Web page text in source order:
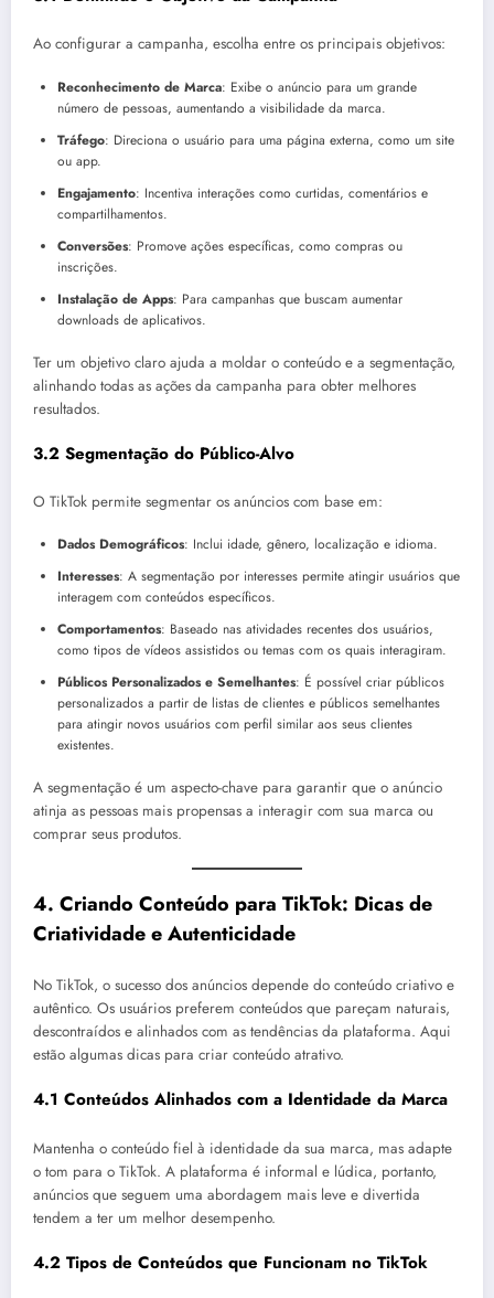
Ao configurar a campanha, escolha entre os principais objetivos:
Reconhecimento de Marca: Exibe o anúncio para um grande
número de pessoas, aumentando a visibilidade da marca.
Tráfego: Direciona o usuário para uma página externa, como um site
ou app.
Engajamento: Incentiva interações como curtidas, comentários e
compartilhamentos.
Conversões: Promove ações específicas, como compras ou
inscrições.
Instalação de Apps: Para campanhas que buscam aumentar
downloads de aplicativos.
Ter um objetivo claro ajuda a moldar o conteúdo e a segmentação,
alinhando todas as ações da campanha para obter melhores
resultados.
3.2 Segmentação do Público-Alvo
O TikTok permite segmentar os anúncios com base em:
Dados Demográficos: Inclui idade, gênero, localização e idioma.
Interesses: A segmentação por interesses permite atingir usuários que
interagem com conteúdos específicos.
Comportamentos: Baseado nas atividades recentes dos usuários,
como tipos de vídeos assistidos ou temas com os quais interagiram.
Públicos Personalizados e Semelhantes: É possível criar públicos
personalizados a partir de listas de clientes e públicos semelhantes
para atingir novos usuários com perfil similar aos seus clientes
existentes.
A segmentação é um aspecto-chave para garantir que o anúncio
atinja as pessoas mais propensas a interagir com sua marca ou
comprar seus produtos.
4. Criando Conteúdo para TikTok: Dicas de
Criatividade e Autenticidade
No TikTok, o sucesso dos anúncios depende do conteúdo criativo e
autêntico. Os usuários preferem conteúdos que pareçam naturais,
descontraídos e alinhados com as tendências da plataforma. Aqui
estão algumas dicas para criar conteúdo atrativo.
4.1 Conteúdos Alinhados com a Identidade da Marca
Mantenha o conteúdo fiel à identidade da sua marca, mas adapte
o tom para o TikTok. A plataforma é informal e lúdica, portanto,
anúncios que seguem uma abordagem mais leve e divertida
tendem a ter um melhor desempenho.
4.2 Tipos de Conteúdos que Funcionam no TikTok